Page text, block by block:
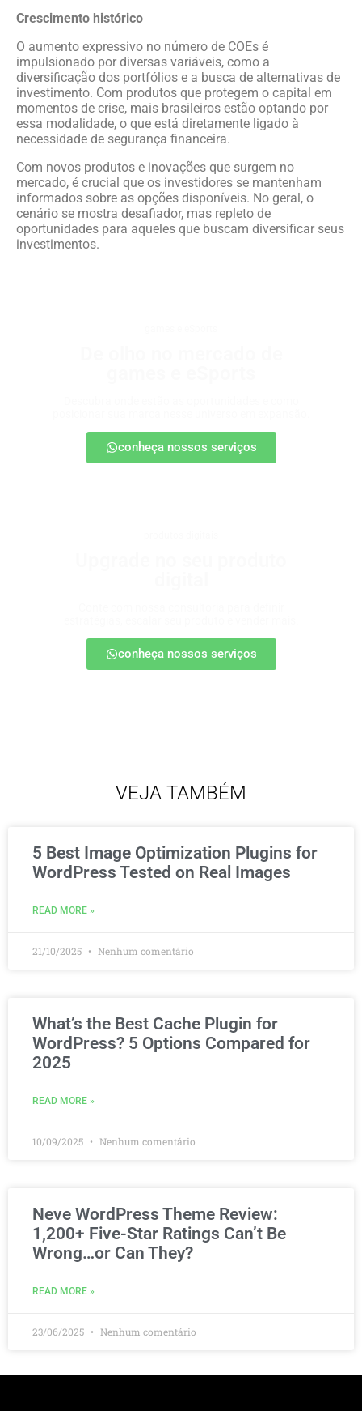
Crescimento histórico
O aumento expressivo no número de COEs é
impulsionado por diversas variáveis, como a
diversificação dos portfólios e a busca de alternativas de
investimento. Com produtos que protegem o capital em
momentos de crise, mais brasileiros estão optando por
essa modalidade, o que está diretamente ligado à
necessidade de segurança financeira.
Com novos produtos e inovações que surgem no
mercado, é crucial que os investidores se mantenham
informados sobre as opções disponíveis. No geral, o
cenário se mostra desafiador, mas repleto de
oportunidades para aqueles que buscam diversificar seus
investimentos.
conheça nossos serviços
conheça nossos serviços
VEJA TAMBÉM
5 Best Image Optimization Plugins for
WordPress Tested on Real Images
READ MORE »
21/10/2025 Nenhum comentário
What’s the Best Cache Plugin for
WordPress? 5 Options Compared for
2025
READ MORE »
10/09/2025 Nenhum comentário
Neve WordPress Theme Review:
1,200+ Five-Star Ratings Can’t Be
Wrong…or Can They?
READ MORE »
23/06/2025 Nenhum comentário